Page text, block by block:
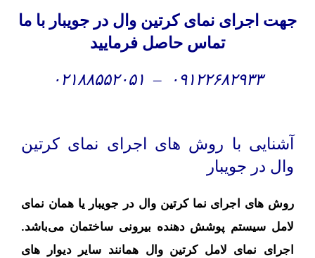
جهت اجرای نمای کرتین وال در جویبار با ما
تماس حاصل فرمایید
۰۹۱۲۲۶۸۲۹۳۳ – ۰۲۱۸۸۵۵۲۰۵۱
آشنایی با روش های اجرای نمای کرتین
وال در جویبار
روش های اجرای نما کرتین وال در جویبار یا همان نمای
لامل سیستم پوشش دهنده بیرونی ساختمان می‌باشد.
اجرای نمای لامل کرتین وال همانند سایر دیوار های